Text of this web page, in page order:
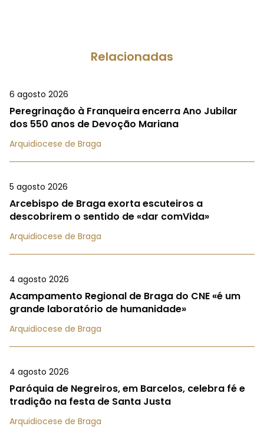
Relacionadas
6 agosto 2026
Peregrinação à Franqueira encerra Ano Jubilar
dos 550 anos de Devoção Mariana
Arquidiocese de Braga
5 agosto 2026
Arcebispo de Braga exorta escuteiros a
descobrirem o sentido de «dar comVida»
Arquidiocese de Braga
4 agosto 2026
Acampamento Regional de Braga do CNE «é um
grande laboratório de humanidade»
Arquidiocese de Braga
4 agosto 2026
Paróquia de Negreiros, em Barcelos, celebra fé e
tradição na festa de Santa Justa
Arquidiocese de Braga